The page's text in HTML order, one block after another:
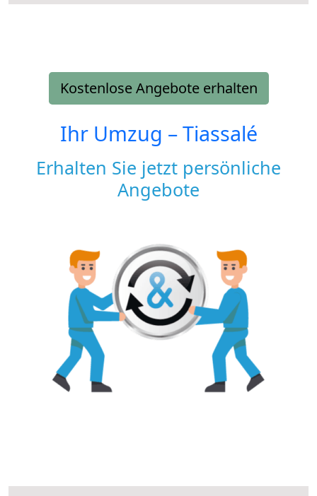
Kostenlose Angebote erhalten
Ihr Umzug –Tiassalé
Erhalten Sie jetzt persönliche
Angebote